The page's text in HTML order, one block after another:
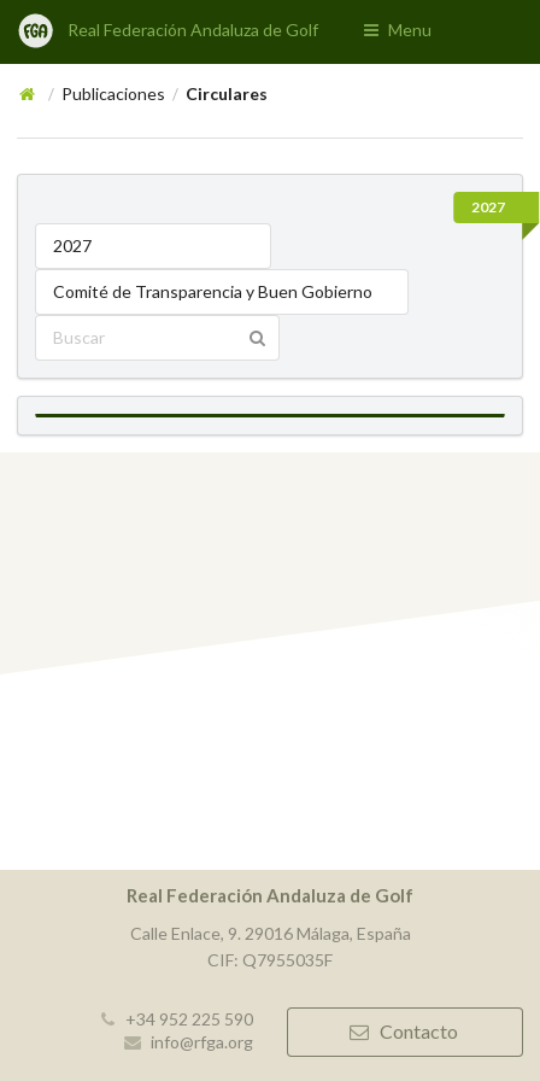
Real Federación Andaluza de Golf Menu
/ Publicaciones / Circulares
2027
2027
Comité de Transparencia y Buen Gobierno
Real Federación Andaluza de Golf
Calle Enlace, 9. 29016 Málaga, España
CIF: Q7955035F
+34 952 225 590
info@rfga.org
Contacto